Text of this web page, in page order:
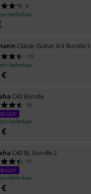
8
lieferbar
Classic Guitar 3/4 Bundle 3
129
lieferbar
€
C40 Bundle
18
lieferbar
€
C40 BL Bundle 2
15
lieferbar
€